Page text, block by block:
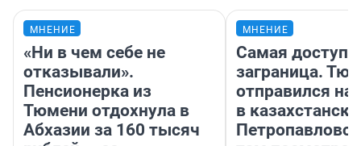
МНЕНИЕ
«Ни в чем себе не
отказывали».
Пенсионерка из
Тюмени отдохнула в
Абхазии за 160 тысяч
МНЕНИЕ
Самая
заграница.
отправился
в